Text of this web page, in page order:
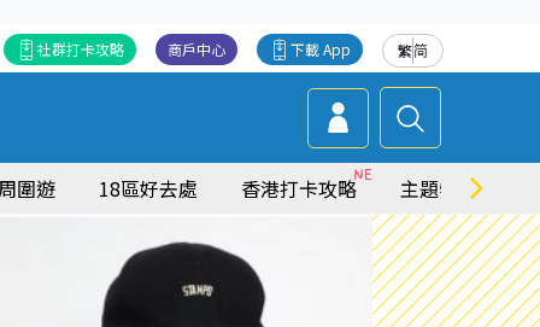
繁简
下載 App
商戶中心
社群打卡攻略
圍遊 18區好去處 香港打卡攻略 主題特集